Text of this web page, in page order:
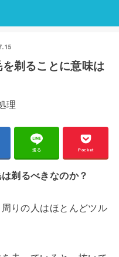
剃ることに意味は
送る Pocket
剃るべきなのか？
りの人はほとんどツル